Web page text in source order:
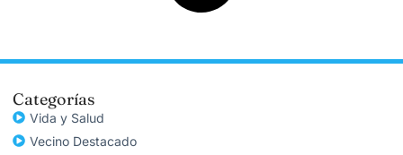
Categorías
Vida y Salud
Vecino Destacado